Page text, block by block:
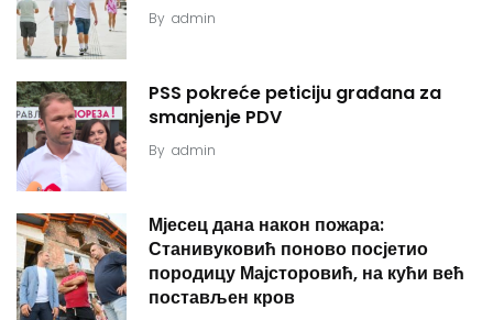
By admin
PSS pokreće peticiju građana za
smanjenje PDV
By admin
Мјесец дана након пожара:
Станивуковић поново посјетио
породицу Мајсторовић, на кући већ
постављен кров